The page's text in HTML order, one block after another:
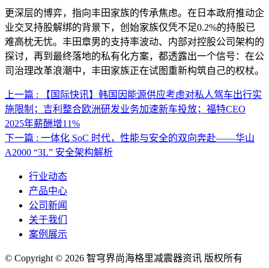
更深层的博弈，指向丰田家族的传承焦虑。在日本政府推动企
业交叉持股解绑的背景下，创始家族仅凭不足0.2%的持股已
难高枕无忧。丰田章男的支持率波动、内部对控股公司架构的
探讨，再到最终落地的私有化方案，都透露出一个信号：在公
司治理改革浪潮中，丰田家族正在试图重新构筑自己的权杖。
上一篇 : 【国际快讯】韩国因能源供应考虑对私人驾车出行实
施限制；吉利整合欧洲研发业务加速新车投放；福特CEO
2025年薪酬增11%
下一篇 : 一体化 SoC 时代，性能与安全的双向奔赴——华山
A2000 “3L” 安全架构解析
行业动态
产品中心
公司新闻
关于我们
案例展示
© Copyright © 2026 智穹界尚海格里减震器资讯 版权所有